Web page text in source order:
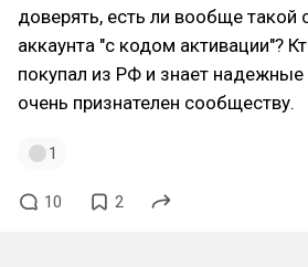
доверять, есть ли вообще такой
аккаунта "с кодом активации"?
покупал из РФ и знает надежные
очень признателен сообществу.
1
10 2